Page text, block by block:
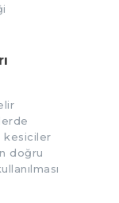
kesiciler
doğru